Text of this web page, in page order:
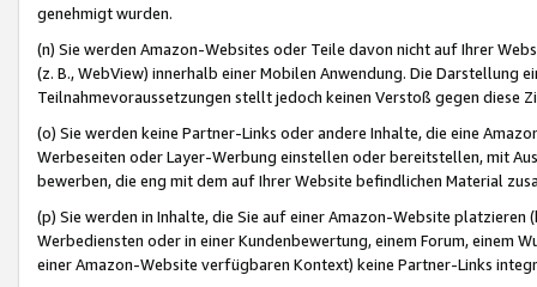
genehmigt wurden.
(n) Sie werden Amazon-Websites oder Teile davon nicht auf Ihrer
(z. B., WebView) innerhalb einer Mobilen Anwendung. Die Darstellung
Teilnahmevoraussetzungen stellt jedoch keinen Verstoß gegen diese
(o) Sie werden keine Partner-Links oder andere Inhalte, die eine
Werbeseiten oder Layer-Werbung einstellen oder bereitstellen, mit
bewerben, die eng mit dem auf Ihrer Website befindlichen Material
(p) Sie werden in Inhalte, die Sie auf einer Amazon-Website
Werbediensten oder in einer Kundenbewertung, einem Forum, einem
einer Amazon-Website verfügbaren Kontext) keine Partner-Links